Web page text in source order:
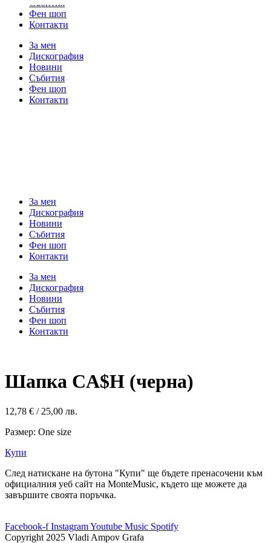
Събития
Фен шоп
Контакти
За мен
Дискография
Новини
Събития
Фен шоп
Контакти
За мен
Дискография
Новини
Събития
Фен шоп
Контакти
За мен
Дискография
Новини
Събития
Фен шоп
Контакти
Шапка CA$H (черна)
12,78 € / 25,00 лв.
Размер: One size
Купи
След натискане на бутона "Купи" ще бъдете пренасочени към
официалния уеб сайт на MonteMusic, където ще можете да
завършите своята поръчка.
Facebook-f InstagramYoutube Music Spotify
Copyright 2025 Vladi Ampov Grafa